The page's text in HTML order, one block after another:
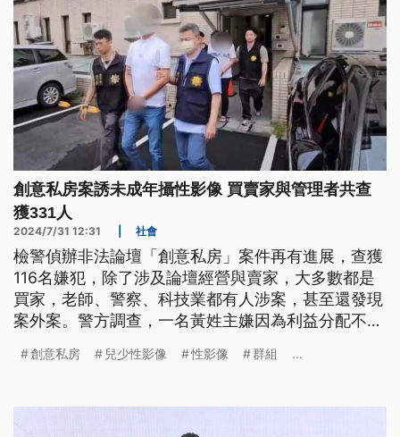
創意私房案誘未成年攝性影像 買賣家與管理者共查
獲331人
2024/7/31 12:31 社會
檢警偵辦非法論壇「創意私房」案件再有進展，查獲
116名嫌犯，除了涉及論壇經營與賣家，大多數都是
買家，老師、警察、科技業都有人涉案，甚至還發現
案外案。警方調查，一名黃姓主嫌因為利益分配不均
少女拍攝性私密影像在網路販售牟利，有近百名女子
創意私房 兒少性影像 性影像 群組 ...